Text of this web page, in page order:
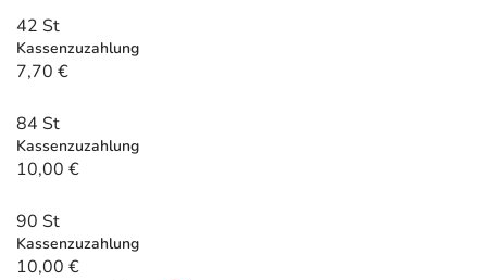
Tierapotheke
Vitamine & Mineralstoffe
Salus Deals
42 St
Kassenzuzahlung
7,70 €
84 St
Kassenzuzahlung
10,00 €
90 St
Kassenzuzahlung
10,00 €